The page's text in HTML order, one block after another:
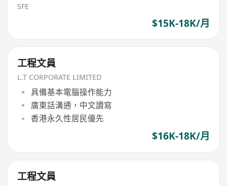
SFE
$15K-18K/月
工程文員
L.T CORPORATE LIMITED
具備基本電腦操作能力
廣東話溝通，中文讀寫
香港永久性居民優先
$16K-18K/月
工程文員